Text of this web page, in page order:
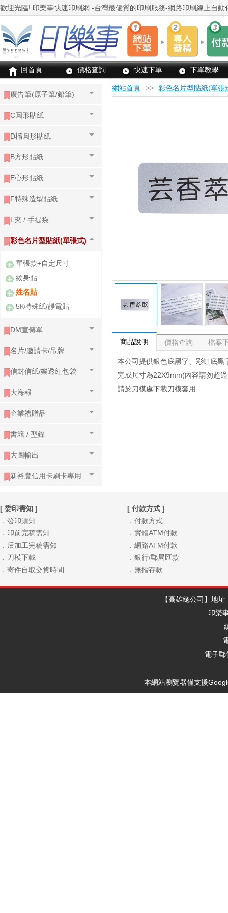
回首頁 價格查詢 快速下單 下單教學
廣告筆(原子筆/鉛筆)
C圓形貼紙
D橢圓形貼紙
B方形貼紙
E心形貼紙
F特殊造型貼紙
L夾 / 手提袋
彩色名片型貼紙(單張式)
單張款+自定尺寸
紋身貼
姓名貼
5K特殊紙/靜電貼
DM宣傳單
名片/邀請卡/吊牌
信封信紙/樂透紅包袋
大海報
企業禮贈品
書籍 / 型錄
大圖輸出
新裕豐信用卡刷卡專用
網站首頁 >> 彩色名片型貼紙(單張
商品說明 價格查詢 檔案
本公司提供銀色底黑字、彩虹底
完成尺寸為22X9mm(內容請勿超
請於刀模處下載刀模套用
[ 委印需知 ]
．發印須知
．印前完稿需知
．后加工完稿需知
．刀模下載
．寄件自取交貨時間
[ 付款方式 ]
．付款方式
．實體ATM付款
．網路ATM付款
．銀行/郵局匯款
．無摺存款
【高雄總公司】地
印樂
電子
本網站瀏覽器僅支援